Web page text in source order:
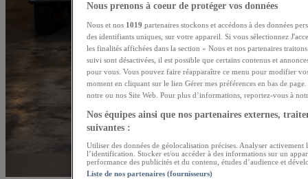
Nous prenons à coeur de protéger vos données
Nous et nos 1019 partenaires stockons et accédons à des données
des identifiants uniques, sur votre appareil. Si vous sélectionnez
les finalités affichées dans la section « Nous et nos partenaires
suivi sont désactivées, il est possible que certains contenus et
pour vous. Vous pouvez faire réapparaître ce menu pour modifier
moment en cliquant sur le lien Gérer mes préférences en bas de
notre ou nos Site Web. Pour plus d’informations, reportez-vous à
Nos équipes ainsi que nos partenaires externes,
suivantes :
Utiliser des données de géolocalisation précises. Analyser activement
l’identification. Stocker et/ou accéder à des informations sur un
performance des publicités et du contenu, études d’audience et
Liste de nos partenaires (fournisseurs)